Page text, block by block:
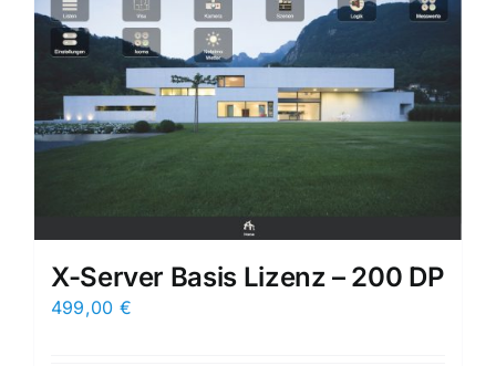
X-Server Basis Lizenz – 200 DP
499,00 €